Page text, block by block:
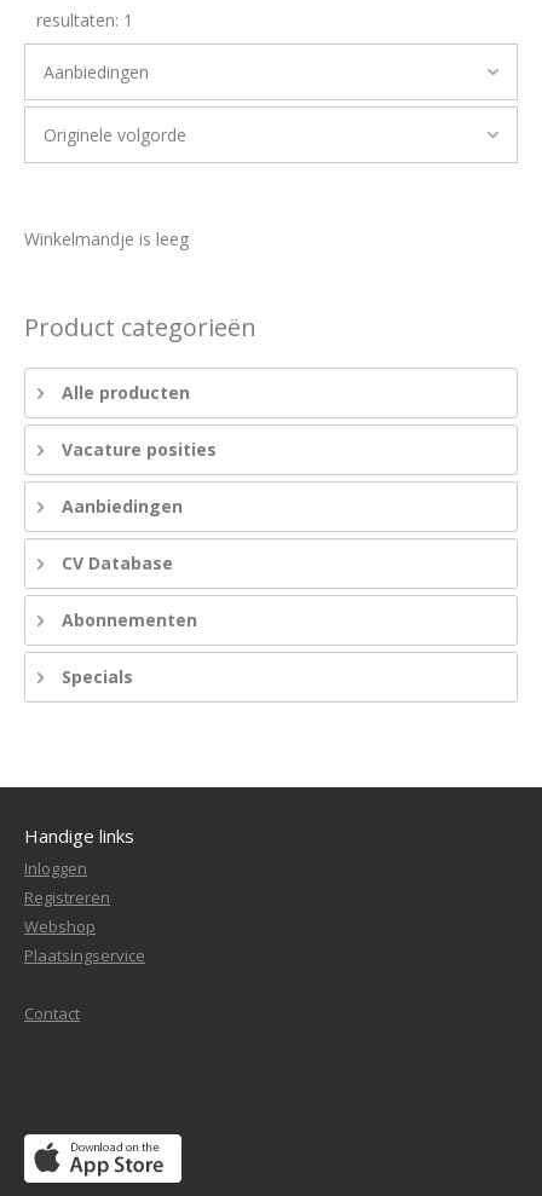
resultaten: 1
Winkelmandje is leeg
Product categorieën
Alle producten
Vacature posities
Aanbiedingen
CV Database
Abonnementen
Specials
Handige links
Inloggen
Registreren
Webshop
Plaatsingservice
Contact